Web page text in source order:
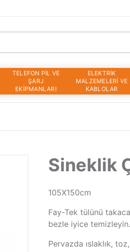
TELEFON PİL VE
ŞARJ
EKİPMANLARI
ELEKTRİK
MALZEMELERİ VE
KABLOLAR
Sineklik
105X150cm
Fay-Tek tülünü
bezle iyice temizleyin.
Pervazda ıslaklık,